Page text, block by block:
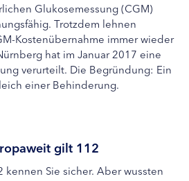
Glukosemessung (CGM)
Trotzdem lehnen
Kostenübernahme immer wieder
hat im Januar 2017 eine
verurteilt. Die Begründung: Ein
einer Behinderung.
gilt 112
kennen Sie sicher. Aber wussten